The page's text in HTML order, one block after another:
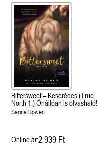
Bittersweet – Keserédes (True
North 1.) Önállóan is olvasható!
Sarina Bowen
Online ár:2 939 Ft